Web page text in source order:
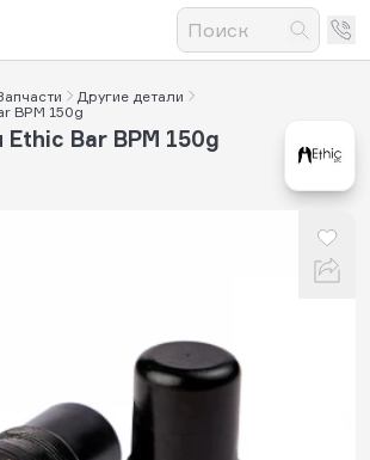
Другие детали
BPM 150g
Bar BPM 150g